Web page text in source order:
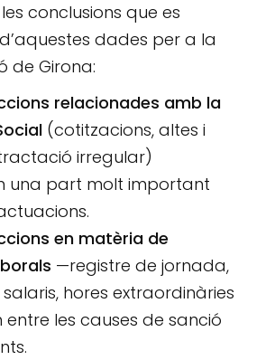
conclusions que es
dades per a la
de Girona:
relacionades amb la
(cotitzacions, altes i
irregular)
una part molt important
en matèria de
—registre de jornada,
hores extraordinàries
les causes de sanció